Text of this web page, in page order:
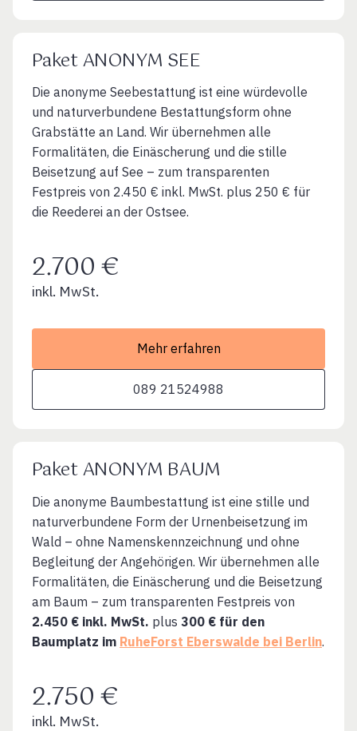
Paket ANONYM SEE
Die anonyme Seebestattung ist eine würdevolle
und naturverbundene Bestattungsform ohne
Grabstätte an Land. Wir übernehmen alle
Formalitäten, die Einäscherung und die stille
Beisetzung auf See – zum transparenten
Festpreis von 2.450 € inkl. MwSt. plus 250 € für
die Reederei an der Ostsee.
2.700 €
inkl. MwSt.
Mehr erfahren
089 21524988
Paket ANONYM BAUM
Die anonyme Baumbestattung ist eine stille und
naturverbundene Form der Urnenbeisetzung im
Wald – ohne Namenskennzeichnung und ohne
Begleitung der Angehörigen. Wir übernehmen alle
Formalitäten, die Einäscherung und die Beisetzung
am Baum – zum transparenten Festpreis von
2.450 € inkl. MwSt. plus 300 € für den
Baumplatz im RuheForst Eberswalde bei Berlin.
2.750 €
inkl. MwSt.